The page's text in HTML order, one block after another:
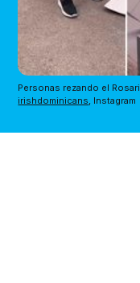
Personas rezando el
irishdominicans , Instagram